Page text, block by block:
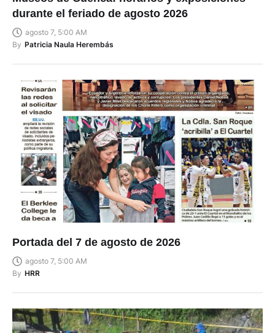
durante el feriado de agosto 2026
agosto 7, 5:00 AM
By Patricia Naula Herembás
Portada del 7 de agosto de 2026
agosto 7, 5:00 AM
By HRR